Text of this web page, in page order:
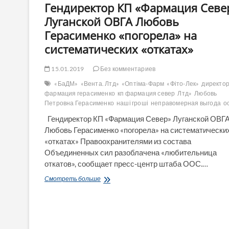
Гендиректор КП «Фармация
Луганской ОВГА Любовь
Герасименко «погорела» на
систематических «откатах»
15.01.2019
Без комментариев
«БаДМ» «Вента. Лтд» «Оптіма-Фарм «Фіто-Лек»
фармация герасименко кп фармация север Лтд» Любовь
Петровна Герасименко наші гроші неправомерная выгода
Гендиректор КП «Фармация Север» Луганской
Любовь Герасименко «погорела» на
«откатах» Правоохранителями из состава
Объединенных сил разоблачена «любительница
откатов», сообщает пресс-центр штаба ООС.…
Смотреть большеГендиректор